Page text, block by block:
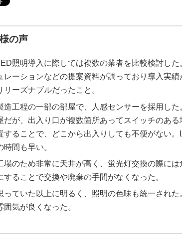
の声
照明導入に際しては複数の業者を比較検討し
レーションなどの提案資料が調っており導入実
リーズナブルだったこと。
造工程の一部の部屋で、人感センサーを採用し
だが、出入り口が複数箇所あってスイッチのあ
することで、どこから出入りしても不便がない
時間も早い。
場のため非常に天井が高く、蛍光灯交換の際に
することで交換や廃棄の手間がなくなった。
っていた以上に明るく、照明の色味も統一され
囲気が良くなった。